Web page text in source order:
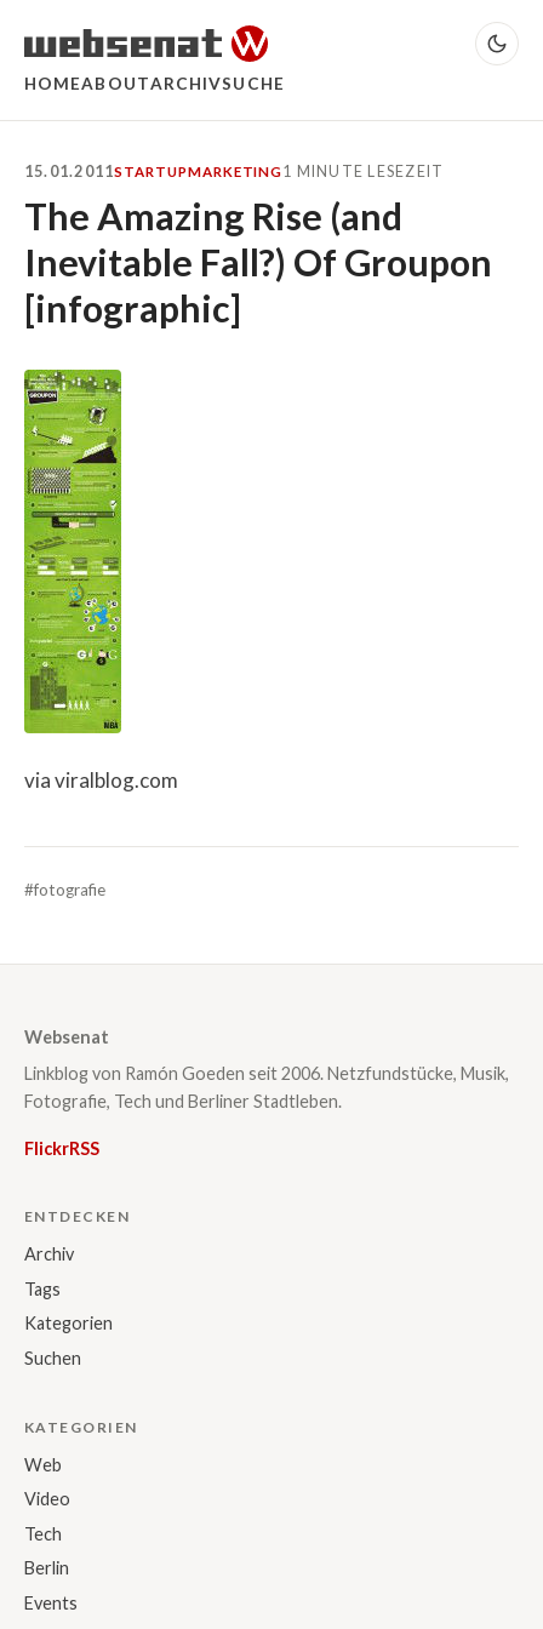
HOMEABOUTARCHIVSUCHE
15.01.2011STARTUPMARKETING1 MINUTE LESEZEIT
The Amazing Rise (and
Inevitable Fall?) Of Groupon
[infographic]
via viralblog.com
#fotografie
Websenat
Linkblog von Ramón Goeden seit 2006. Netzfundstücke, Musik,
Fotografie, Tech und Berliner Stadtleben.
FlickrRSS
ENTDECKEN
Archiv
Tags
Kategorien
Suchen
KATEGORIEN
Web
Video
Tech
Berlin
Events